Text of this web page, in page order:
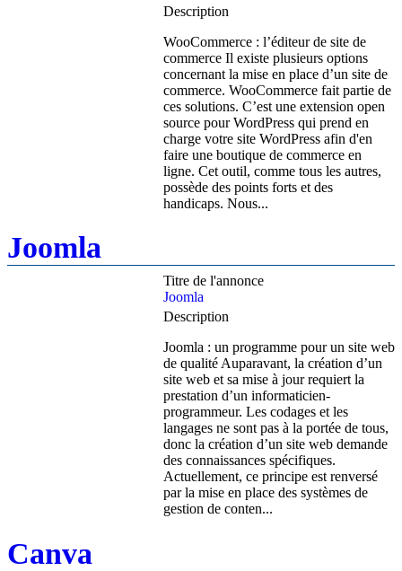
Description
WooCommerce : l’éditeur de site de
commerce Il existe plusieurs options
concernant la mise en place d’un site de
commerce. WooCommerce fait partie de
ces solutions. C’est une extension open
source pour WordPress qui prend en
charge votre site WordPress afin d'en
faire une boutique de commerce en
ligne. Cet outil, comme tous les autres,
possède des points forts et des
handicaps. Nous...
Joomla
Titre de l'annonce
Joomla
Description
Joomla : un programme pour un site web
de qualité Auparavant, la création d’un
site web et sa mise à jour requiert la
prestation d’un informaticien-
programmeur. Les codages et les
langages ne sont pas à la portée de tous,
donc la création d’un site web demande
des connaissances spécifiques.
Actuellement, ce principe est renversé
par la mise en place des systèmes de
gestion de conten...
Canva